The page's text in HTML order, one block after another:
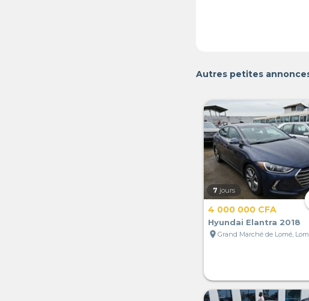
Autres petites
7 jours
4 000 000 CFA
Hyundai Elantra 2018
location_on